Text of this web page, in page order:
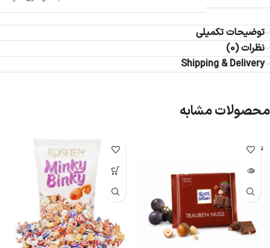
توضیحات تکمیلی
نظرات (0)
Shipping & Delivery
محصولات مشابه
ناموجود